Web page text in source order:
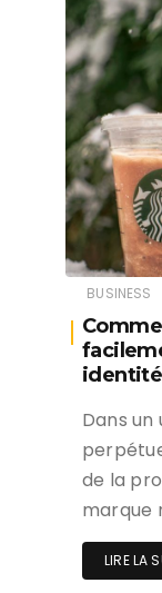
BUSINESS
Dans un
de la
marque
LIRE LA